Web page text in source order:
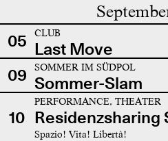
05 CLUB
Last Move
09
SOMMER IM SÜDPOL
Sommer-Slam
10
PERFORMANCE, THEATER
Residenzsharing
Spazio! Vita! Libertà!